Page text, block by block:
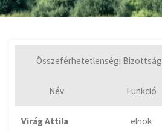
Összeférhetetlenségi Bizottság
Név Funkció
Virág Attila elnök